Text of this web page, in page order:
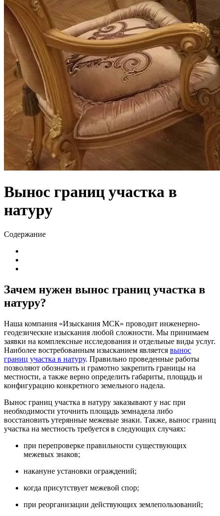
Вынос границ участка в
натуру
Содержание
Зачем нужен вынос границ участка в
натуру?
Наша компания «Изыскания МСК» проводит инженерно-
геодезические изыскания любой сложности. Мы принимаем
заявки на комплексные исследования и отдельные виды услуг.
Наиболее востребованным изысканием является вынос
границ участка в натуру. Правильно проведенные работы
позволяют обозначить и грамотно закрепить границы на
местности, а также верно определить габариты, площадь и
конфигурацию конкретного земельного надела.
Вынос границ участка в натуру заказывают у нас при
необходимости уточнить площадь земнадела либо
восстановить утерянные межевые знаки. Также, вынос границ
участка на местность требуется в следующих случаях:
при перепроверке правильности существующих
межевых знаков;
накануне установки ограждений;
когда присутствует межевой спор;
при реорганизации действующих землепользований;